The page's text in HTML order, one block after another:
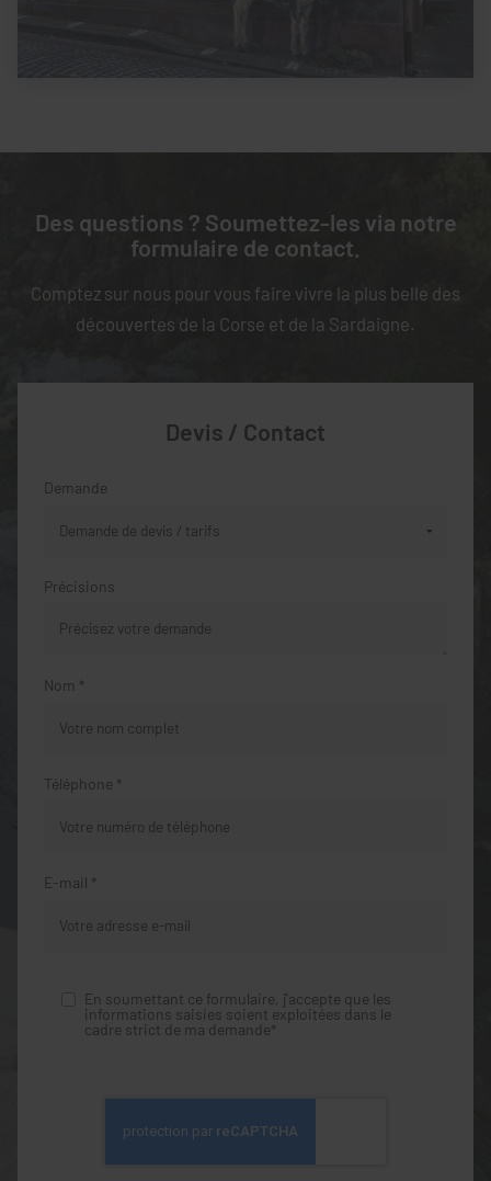
Des questions ? Soumettez-les via notre
formulaire de contact.
Comptez sur nous pour vous faire vivre la plus belle des
découvertes de la Corse et de la Sardaigne.
Devis / Contact
Demande
Précisions
Nom *
Téléphone *
E-mail *
En soumettant ce formulaire, j'accepte que les
informations saisies soient exploitées dans le
cadre strict de ma demande*